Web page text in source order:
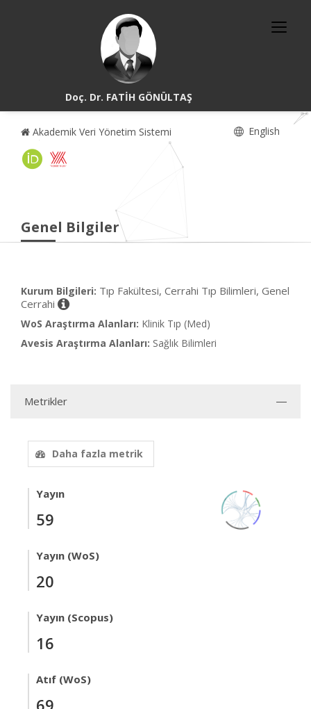
Doç. Dr. FATİH GÖNÜLTAŞ
Akademik Veri Yönetim Sistemi English
Genel Bilgiler
Kurum Bilgileri: Tıp Fakültesi, Cerrahi Tıp Bilimleri, Genel
Cerrahi
WoS Araştırma Alanları: Klinik Tıp (Med)
Avesis Araştırma Alanları: Sağlık Bilimleri
Metrikler
Daha fazla metrik
Yayın
59
Yayın (WoS)
20
Yayın (Scopus)
16
Atıf (WoS)
69